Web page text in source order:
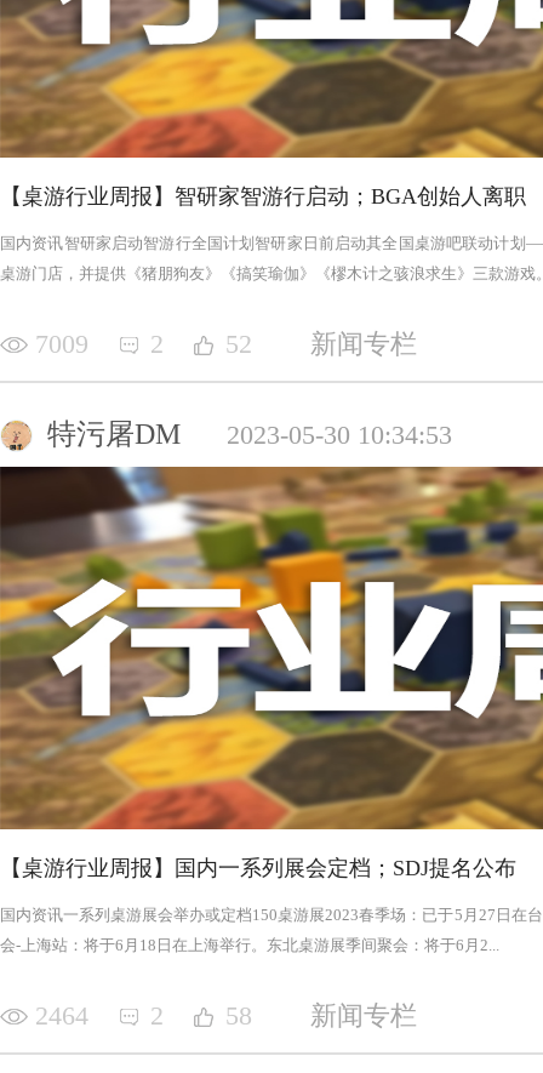
【桌游行业周报】智研家智游行启动；BGA创始人离职
国内资讯智研家启动智游行全国计划智研家日前启动其全国桌游吧联动计
桌游门店，并提供《猪朋狗友》《搞笑瑜伽》《樛木计之骇浪求生》三款游戏
7009 2 52 新闻专栏
特污屠DM 2023-05-30 10:34:53
【桌游行业周报】国内一系列展会定档；SDJ提名公布
国内资讯一系列桌游展会举办或定档150桌游展2023春季场：已于5月27日在
会-上海站：将于6月18日在上海举行。东北桌游展季间聚会：将于6月2...
2464 2 58 新闻专栏